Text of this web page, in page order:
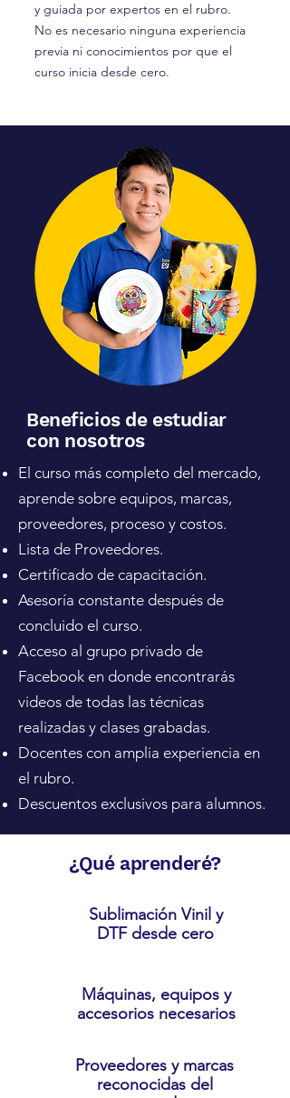
y guiada por expertos en el rubro.
No es necesario ninguna experiencia
previa ni conocimientos por que el
curso inicia desde cero.
Beneficios de estudiar
con nosotros
El curso más completo del mercado,
aprende sobre equipos, marcas,
proveedores, proceso y costos.
Lista de Proveedores.
Certificado de capacitación.
Asesoría constante después de
concluido el curso.
Acceso al grupo privado de
Facebook en donde encontrarás
videos de todas las técnicas
realizadas y clases grabadas.
Docentes con amplia experiencia en
el rubro.
Descuentos exclusivos para alumnos.
¿Qué aprenderé?
Sublimación Vinil y
DTF desde cero
Máquinas, equipos y
accesorios necesarios
Proveedores y marcas
reconocidas del